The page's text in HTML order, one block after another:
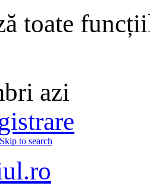
toate
azi
Skip to search